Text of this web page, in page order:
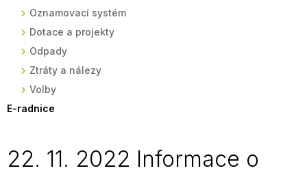
Oznamovací systém
Dotace a projekty
Odpady
Ztráty a nálezy
Volby
E-radnice
22. 11. 2022 Informace o